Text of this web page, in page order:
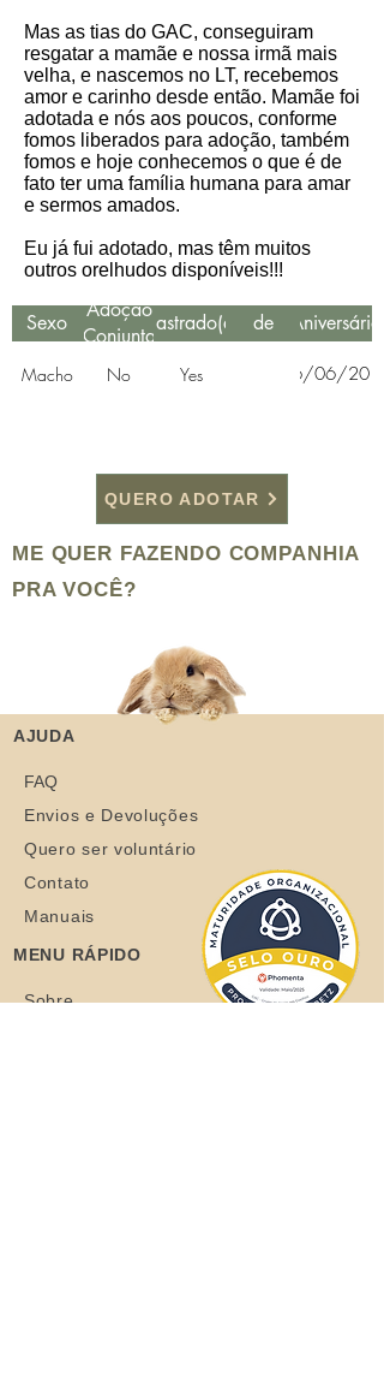
Mas as tias do GAC, conseguiram
resgatar a mamãe e nossa irmã mais
velha, e nascemos no LT, recebemos
amor e carinho desde então. Mamãe foi
adotada e nós aos poucos, conforme
fomos liberados para adoção, também
fomos e hoje conhecemos o que é de
fato ter uma família humana para amar
e sermos amados.
Eu já fui adotado, mas têm muitos
outros orelhudos disponíveis!!!
Sexo
Adoção
Conjunta
Castrado(a)
de
Resgate
Aniversário
Macho No Yes 26/06/2019
QUERO ADOTAR
ME QUER FAZENDO COMPANHIA
PRA VOCÊ?
AJUDA
FAQ
Envios e Devoluções
Quero ser voluntário
Contato
Manuais
MENU RÁPIDO
Sobre